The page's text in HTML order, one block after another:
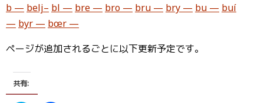
b — belj– bl — bre — bro — bru — bry — bu — buí
— byr — bœr —
ページが追加されるごとに以下更新予定です。
共有: